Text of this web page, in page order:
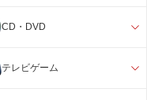
CD・DVD
テレビゲーム